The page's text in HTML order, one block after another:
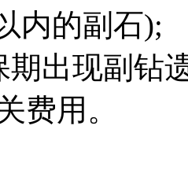
内的副石);
期出现副钻
费用。